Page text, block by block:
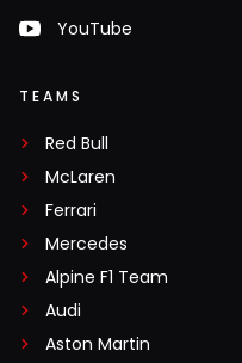
YouTube
TEAMS
Red Bull
McLaren
Ferrari
Mercedes
Alpine F1 Team
Audi
Aston Martin